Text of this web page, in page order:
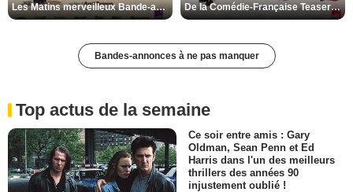
Les Matins merveilleux Bande-annonce VF De la Comédie-Française Teaser VF
Bandes-annonces à ne pas manquer
Top actus de la semaine
Ce soir entre amis : Gary
Oldman, Sean Penn et Ed
Harris dans l'un des meilleurs
thrillers des années 90
injustement oublié !